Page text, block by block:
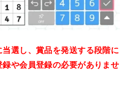
選し、賞品を発送する段階に
や会員登録の必要がありませ